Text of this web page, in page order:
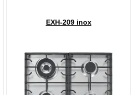
EXH-209 inox